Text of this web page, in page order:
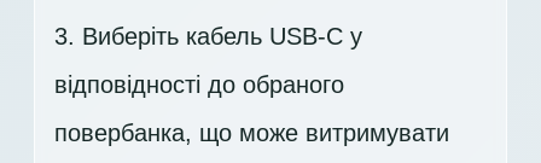
3. Виберіть кабель USB-C у
відповідності до обраного
повербанка, що може витримувати